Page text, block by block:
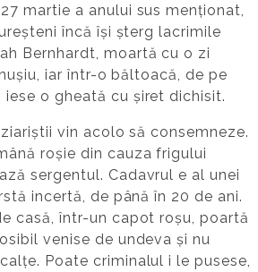
martie a anului sus menționat,
încă își șterg lacrimile
Bernhardt, moartă cu o zi
iar într-o băltoacă, de pe
iese o gheată cu șiret dichisit.
vin acolo să consemneze.
roșie din cauza frigului
sergentul. Cadavrul e al unei
incertă, de până în 20 de ani.
casă, într-un capot roșu, poartă
venise de undeva și nu
Poate criminalul i le pusese,